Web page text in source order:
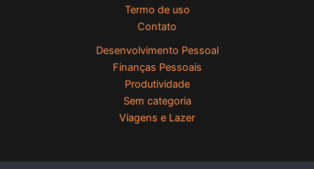
Termo de uso
Contato
Desenvolvimento Pessoal
Finanças Pessoais
Produtividade
Sem categoria
Viagens e Lazer